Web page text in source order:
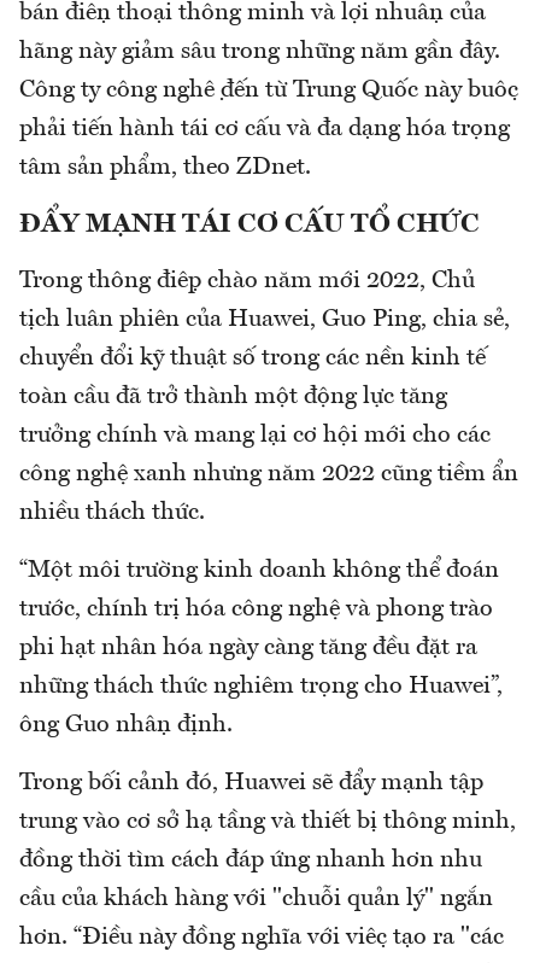
bán điện thoại thông minh và lợi nhuận của
hãng này giảm sâu trong những năm gần đây.
Công ty công nghệ đến từ Trung Quốc này buộc
phải tiến hành tái cơ cấu và đa dạng hóa trọng
tâm sản phẩm, theo ZDnet.
ĐẨY MẠNH TÁI CƠ CẤU TỔ CHỨC
Trong thông điệp chào năm mới 2022, Chủ
tịch luân phiên của Huawei, Guo Ping, chia sẻ,
chuyển đổi kỹ thuật số trong các nền kinh tế
toàn cầu đã trở thành một động lực tăng
trưởng chính và mang lại cơ hội mới cho các
công nghệ xanh nhưng năm 2022 cũng tiềm ẩn
nhiều thách thức.
“Một môi trường kinh doanh không thể đoán
trước, chính trị hóa công nghệ và phong trào
phi hạt nhân hóa ngày càng tăng đều đặt ra
những thách thức nghiêm trọng cho Huawei”,
ông Guo nhận định.
Trong bối cảnh đó, Huawei sẽ đẩy mạnh tập
trung vào cơ sở hạ tầng và thiết bị thông minh,
đồng thời tìm cách đáp ứng nhanh hơn nhu
cầu của khách hàng với "chuỗi quản lý" ngắn
hơn. “Điều này đồng nghĩa với việc tạo ra "các